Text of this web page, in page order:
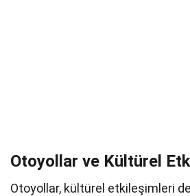
Otoyollar ve Kültürel
Otoyollar, kültürel etkileşimleri de